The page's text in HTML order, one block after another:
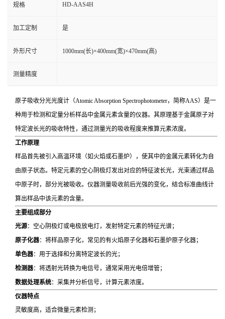
规格 HD-AAS4H
加工定制 是
外形尺寸 1000mm(长)×400mm(宽)×470mm(高)
测量精度
原子吸收分光光度计（Atomic Absorption Spectrophotometer，简称AAS）是一
种用于检测和定量分析样品中金属元素含量的仪器。其原理基于金属原子对
特定波长光的吸收特性，通过测量光的吸收程度来推算元素浓度。
工作原理
样品首先被引入高温环境（如火焰或石墨炉），使其中的金属元素转化为自
由原子状态。特定元素的空心阴极灯发出对应的特征波长光，光束通过样品
中原子时，部分光被吸收。仪器测量吸收前后光强的变化，结合标准曲线计
算出样品中该元素的含量。
主要组成部分
光源：空心阴极灯或电极放电灯，发射特定元素的特征光谱；
原子化器：将样品原子化，常见的有火焰原子化器和石墨炉原子化器；
单色器：用于选择和分离特定波长的光；
检测器：将透射光转换为电信号，通常采用光电倍增管；
数据处理系统：采集并分析信号，计算元素浓度。
仪器特点
灵敏度高，适合微量元素检测；